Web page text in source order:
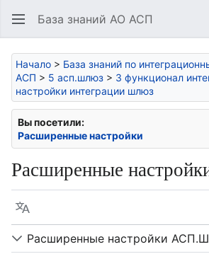
База знаний АО АСП
Начало > База знаний по
АСП > 5 асп.шлюз > 3 функционал
настройки интеграции шлюз
Вы посетили:
Расширенные настройки
Расширенные
Язык
Расширенные настройки